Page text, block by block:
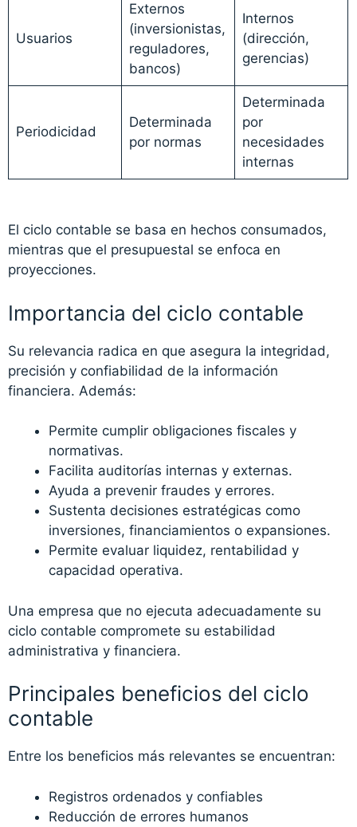
Usuarios
Externos
(inversionistas,
reguladores,
bancos)
Internos
(dirección,
gerencias)
Periodicidad
Determinada
por normas
Determinada
por
necesidades
internas
El ciclo contable se basa en hechos consumados,
mientras que el presupuestal se enfoca en
proyecciones.
Importancia del ciclo contable
Su relevancia radica en que asegura la integridad,
precisión y confiabilidad de la información
financiera. Además:
Permite cumplir obligaciones fiscales y
normativas.
Facilita auditorías internas y externas.
Ayuda a prevenir fraudes y errores.
Sustenta decisiones estratégicas como
inversiones, financiamientos o expansiones.
Permite evaluar liquidez, rentabilidad y
capacidad operativa.
Una empresa que no ejecuta adecuadamente su
ciclo contable compromete su estabilidad
administrativa y financiera.
Principales beneficios del ciclo
contable
Entre los beneficios más relevantes se encuentran:
Registros ordenados y confiables
Reducción de errores humanos